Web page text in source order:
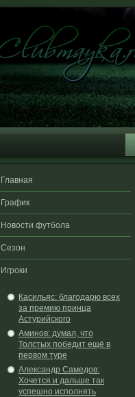
Главная
График
Новости футбола
Сезон
Игроки
Касильяс: благодарю всех
за премию принца
Астурийского
Аминов: думал, что
Толстых победит ещё в
первом туре
Александр Самедов:
Хочется и дальше так
успешно исполнять